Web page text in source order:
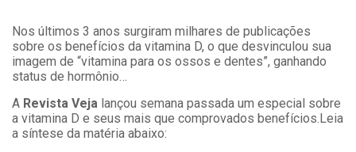
Nos últimos 3 anos surgiram milhares de publicações
sobre os benefícios da vitamina D, o que desvinculou sua
imagem de “vitamina para os ossos e dentes”, ganhando
status de hormônio…
A Revista Veja lançou semana passada um especial sobre
a vitamina D e seus mais que comprovados benefícios.Leia
a síntese da matéria abaixo: